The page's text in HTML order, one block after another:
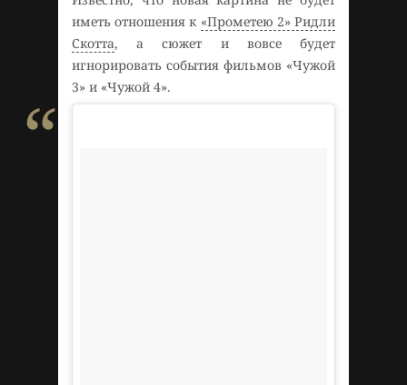
иметь отношения к «Прометею 2» Ридли
Скотта, а сюжет и вовсе будет
игнорировать события фильмов «Чужой
3» и «Чужой 4».